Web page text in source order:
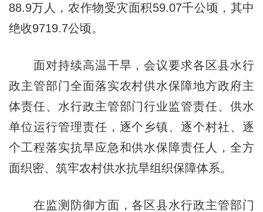
88.9万人，农作物受灾面积59.07千公顷，其中
绝收9719.7公顷。
面对持续高温干旱，会议要求各区县水行
政主管部门全面落实农村供水保障地方政府主
体责任、水行政主管部门行业监管责任、供水
单位运行管理责任，逐个乡镇、逐个村社、逐
个工程落实抗旱应急和供水保障责任人，全方
面织密、筑牢农村供水抗旱组织保障体系。
在监测防御方面，各区县水行政主管部门